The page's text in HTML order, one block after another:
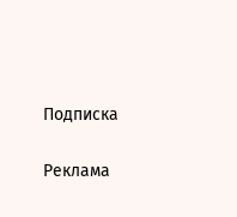
Подписка
Реклама